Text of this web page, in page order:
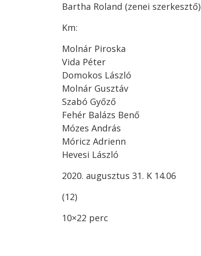
Bartha Roland (zenei szerkesztő)
Km:
Molnár Piroska
Vida Péter
Domokos László
Molnár Gusztáv
Szabó Győző
Fehér Balázs Benő
Mózes András
Móricz Adrienn
Hevesi László
2020. augusztus 31. K 14.06
(12)
10×22 perc